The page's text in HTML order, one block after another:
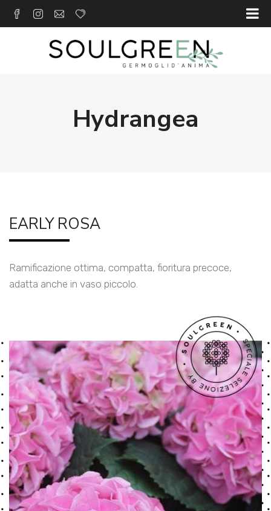
Hydrangea
EARLY ROSA
Ramificazione ottima, compatta, fioritura precoce,
adatta anche in vaso piccolo.